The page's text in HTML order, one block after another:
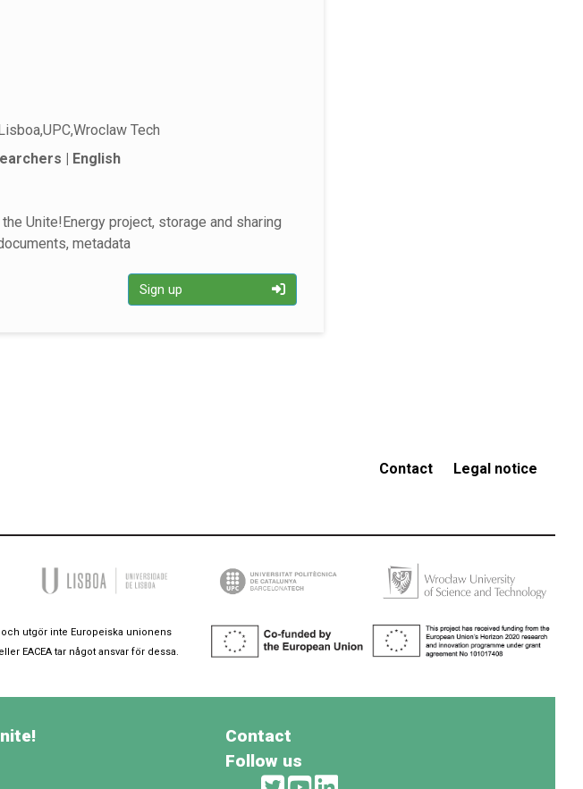
Tech
| English
Unite!Energy project, storage and sharing
metadata
Sign up
Contact Legal notice
utgör inte Europeiska unionens
EACEA tar något ansvar för dessa.
Contact
Follow us